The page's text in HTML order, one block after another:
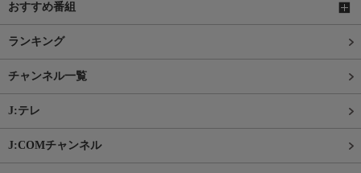
おすすめ番組
ランキング
チャンネル一覧
J:テレ
J:COMチャンネル